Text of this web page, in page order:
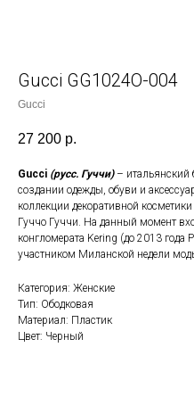
Gucci GG1024О-004
Gucci
27 200 р.
Gucci (русс. Гуччи)– итальянский
создании одежды, обуви и
коллекции декоративной
Гуччо Гуччи. На данный момент
конгломерата Kering (до 2013
участником Миланской недели
Категория: Женские
Тип: Ободковая
Материал: Пластик
Цвет: Черный